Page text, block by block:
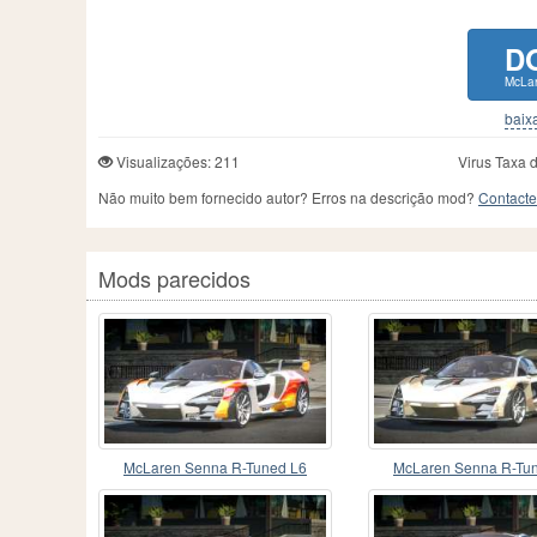
Visualizações: 211
Virus Taxa
Não muito bem fornecido autor? Erros na descrição mod?
Mods parecidos
McLaren Senna R-Tuned L6 McLaren Senna R-